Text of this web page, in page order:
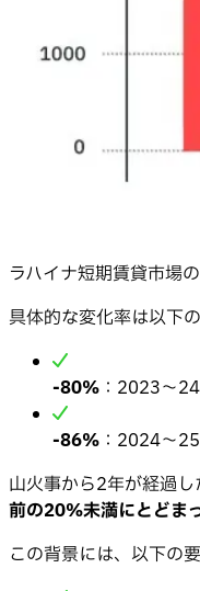
ラハイナ短期賃貸市場
具体的な変化率は以下の
-80% ：2023〜
-86% ：2024〜
山火事から2年が経過し
前の20%未満にとどま
この背景には、以下の